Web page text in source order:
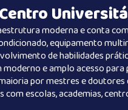
moderna e conta
equipamento
de habilidades
e amplo acesso
por mestres e
com escolas, academias,